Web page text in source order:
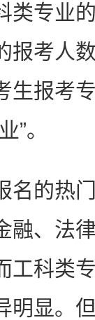
类专业
报考人
生报考
”。
的热门
融、法
工科类
明显。